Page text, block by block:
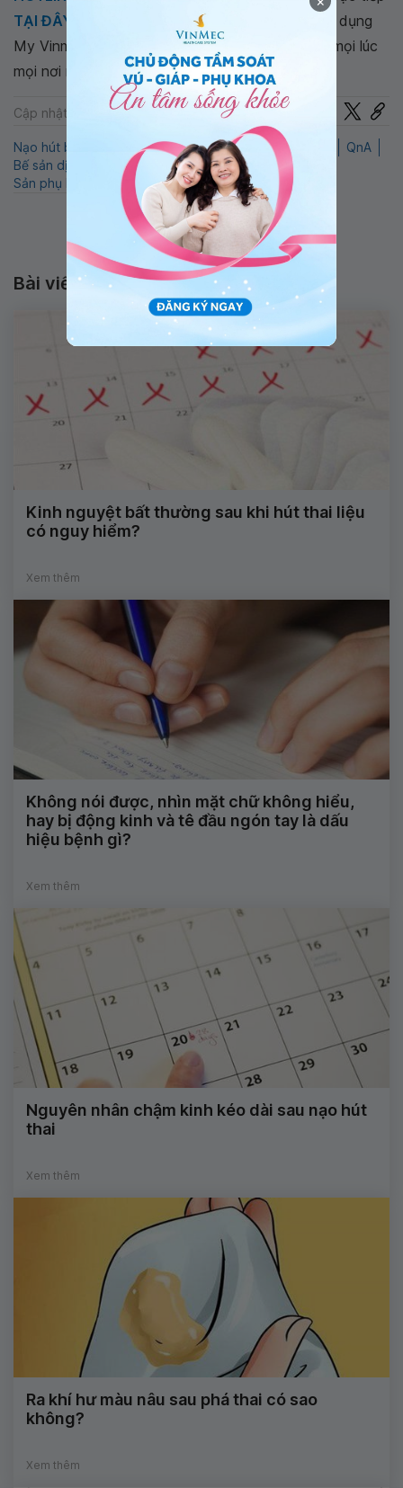
TẠI ĐÂY
. Tải và đặt lịch khám tự động trên ứng dụng
My Vinmec để quản lý, theo dõi lịch và đặt hẹn mọi lúc
mọi nơi ngay trên ứng dụng.
Cập nhật: 22-07-2024 Chia sẻ
Nạo hút buồng tử cung Biến chứng sau nạo hút thai
QnA
Bế sản dịch
Hút thai chân không
Nạo hút thai
Sản phụ khoa
Thai lưu
Bài viết liên quan
Kinh nguyệt bất thường sau khi hút thai liệu
có nguy hiểm?
Xem thêm
Không nói được, nhìn mặt chữ không hiểu,
hay bị động kinh và tê đầu ngón tay là dấu
hiệu bệnh gì?
Xem thêm
Nguyên nhân chậm kinh kéo dài sau nạo hút
thai
Xem thêm
Ra khí hư màu nâu sau phá thai có sao
không?
Xem thêm